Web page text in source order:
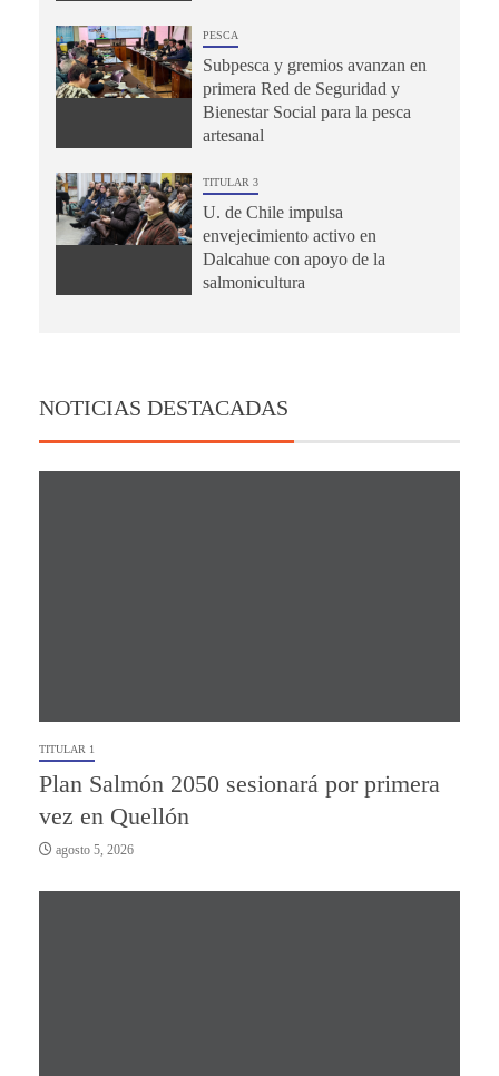
PESCA
Subpesca y gremios avanzan en
primera Red de Seguridad y
Bienestar Social para la pesca
artesanal
TITULAR 3
U. de Chile impulsa
envejecimiento activo en
Dalcahue con apoyo de la
salmonicultura
NOTICIAS DESTACADAS
TITULAR 1
Plan Salmón 2050 sesionará por primera
vez en Quellón
agosto 5, 2026